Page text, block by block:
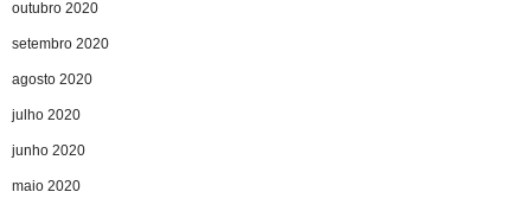
outubro 2020
setembro 2020
agosto 2020
julho 2020
junho 2020
maio 2020